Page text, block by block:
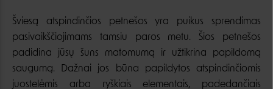
Šviesą atspindinčios petnešos yra puikus sprendimas
pasivaikščiojimams tamsiu paros metu. Šios petnešos
padidina jūsų šuns matomumą ir užtikrina papildomą
saugumą. Dažnai jos būna papildytos atspindinčiomis
juostelėmis arba ryškiais elementais, padedančiais